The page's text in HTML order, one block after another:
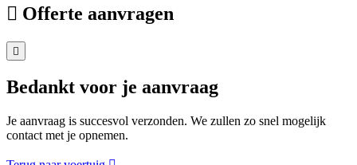
Offerte aanvragen
Bedankt voor je aanvraag
Je aanvraag is succesvol verzonden. We zullen zo snel mogelijk
contact met je opnemen.